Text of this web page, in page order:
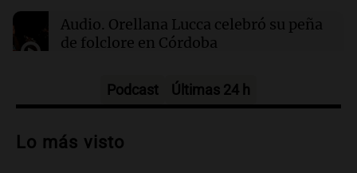
Audio. Orellana Lucca celebró su peña
de folclore en Córdoba
Audio.Trágico accidente en Mendoza:
vehículos desde un puente
Podcast Últimas 24 h
Lo más visto